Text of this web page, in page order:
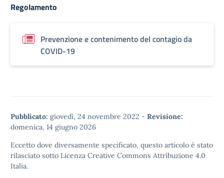
Regolamento
Prevenzione e contenimento del contagio da
COVID-19
Pubblicato: giovedì, 24 novembre 2022 - Revisione:
domenica, 14 giugno 2026
Eccetto dove diversamente specificato, questo articolo è stato
rilasciato sotto Licenza Creative Commons Attribuzione 4.0
Italia.